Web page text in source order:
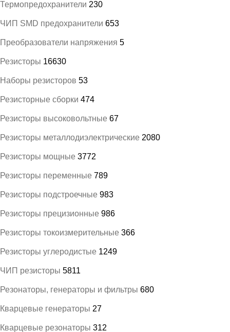
Термопредохранители 230
ЧИП SMD предохранители 653
Преобразователи напряжения 5
Резисторы 16630
Наборы резисторов 53
Резисторные сборки 474
Резисторы высоковольтные 67
Резисторы металлодиэлектрические 2080
Резисторы мощные 3772
Резисторы переменные 789
Резисторы подстроечные 983
Резисторы прецизионные 986
Резисторы токоизмерительные 366
Резисторы углеродистые 1249
ЧИП резисторы 5811
Резонаторы, генераторы и фильтры 680
Кварцевые генераторы 27
Кварцевые резонаторы 312